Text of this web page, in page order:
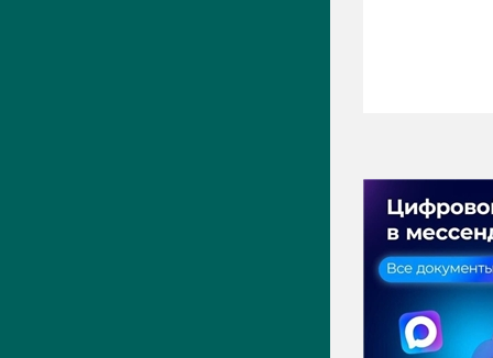
ПРЕСС-ЦЕНТР
Актуально
Новости
Фото